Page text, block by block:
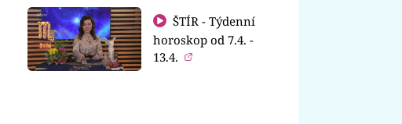
ŠTÍR - Týdenní
horoskop od 7.4. -
13.4.